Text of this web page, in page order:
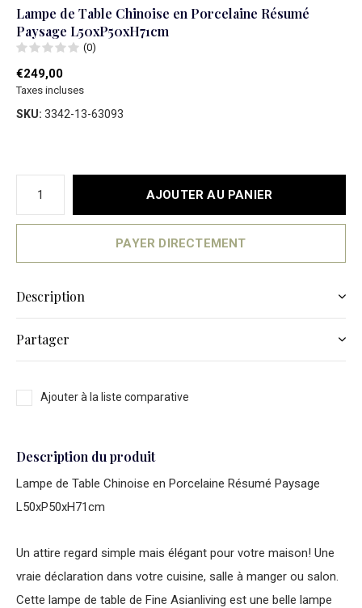
Lampe de Table Chinoise en Porcelaine Résumé
Paysage L50xP50xH71cm
(0)
€249,00
Taxes incluses
SKU: 3342-13-63093
AJOUTER AU PANIER
PAYER DIRECTEMENT
Description
Partager
Ajouter à la liste comparative
Description du produit
Lampe de Table Chinoise en Porcelaine Résumé Paysage
L50xP50xH71cm
Un attire regard simple mais élégant pour votre maison! Une
vraie déclaration dans votre cuisine, salle à manger ou salon.
Cette lampe de table de Fine Asianliving est une belle lampe